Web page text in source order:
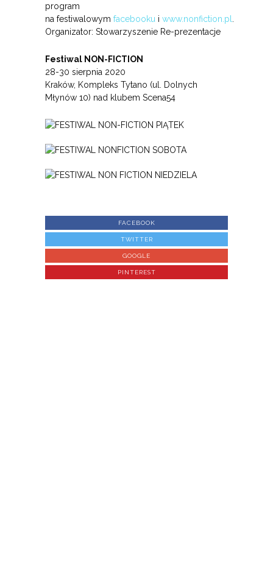
program
na festiwalowym facebooku i www.nonfiction.pl
Organizator: Stowarzyszenie Re-prezentacje
Festiwal NON-FICTION
28-30 sierpnia 2020
Kraków, Kompleks Tytano (ul. Dolnych
Młynów 10) nad klubem Scena54
FACEBOOK
TWITTER
GOOGLE
PINTEREST